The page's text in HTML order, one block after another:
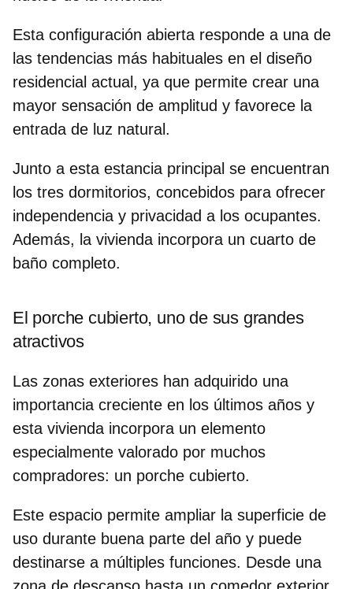
Esta configuración abierta responde a una de
las tendencias más habituales en el diseño
residencial actual, ya que permite crear una
mayor sensación de amplitud y favorece la
entrada de luz natural.
Junto a esta estancia principal se encuentran
los tres dormitorios, concebidos para ofrecer
independencia y privacidad a los ocupantes.
Además, la vivienda incorpora un cuarto de
baño completo.
El porche cubierto, uno de sus grandes
atractivos
Las zonas exteriores han adquirido una
importancia creciente en los últimos años y
esta vivienda incorpora un elemento
especialmente valorado por muchos
compradores: un porche cubierto.
Este espacio permite ampliar la superficie de
uso durante buena parte del año y puede
destinarse a múltiples funciones. Desde una